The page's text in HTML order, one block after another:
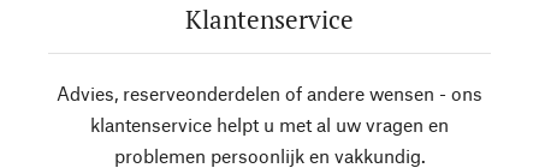
Klantenservice
Advies, reserveonderdelen of andere wensen - ons
klantenservice helpt u met al uw vragen en
problemen persoonlijk en vakkundig.